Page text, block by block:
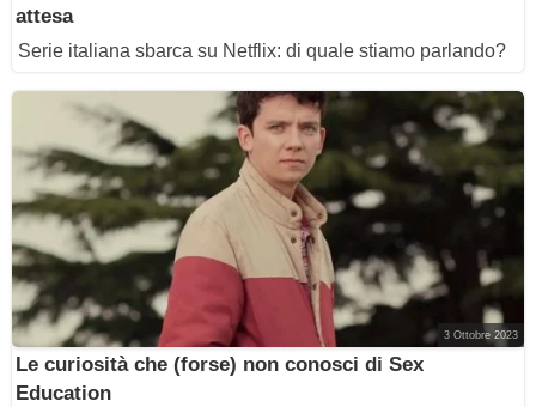
attesa
Serie italiana sbarca su Netflix: di quale stiamo parlando?
3 Ottobre 2023
Le curiosità che (forse) non conosci di Sex
Education